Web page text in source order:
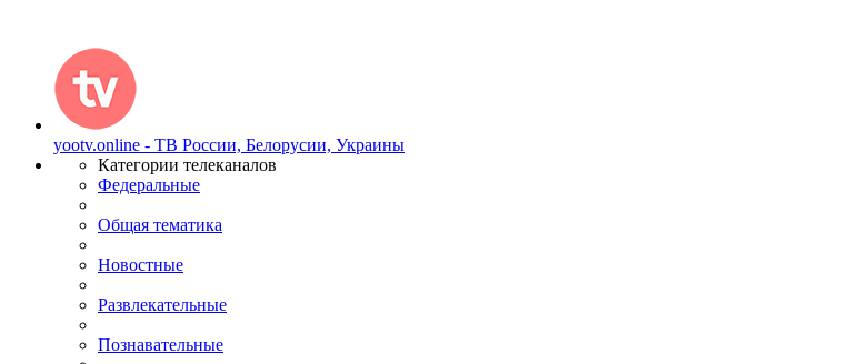
yootv.online - ТВ России, Белорусии, Украины
Категории телеканалов
Федеральные
Общая тематика
Новостные
Развлекательные
Познавательные